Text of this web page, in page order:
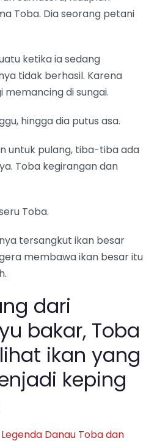
Toba. Dia seorang petani
ketika ia sedang
tidak berhasil. Karena
di sungai.
hingga dia putus asa.
untuk pulang, tiba-tiba ada
Toba kegirangan dan
Toba.
tersangkut ikan besar
membawa ikan besar itu
dari
bakar, Toba
ikan yang
keping